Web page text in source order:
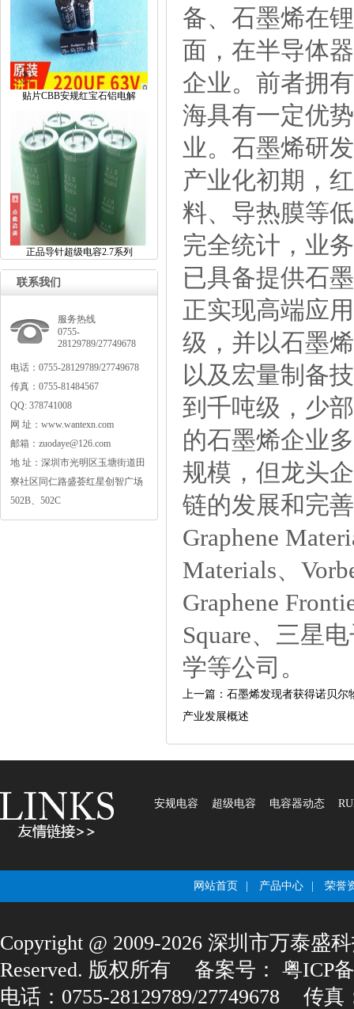
贴片CBB安规红宝石铝电解
正品导针超级电容2.7系列
联系我们
服务热线
0755-
28129789/27749678
电话：0755-28129789/27749678
传真：0755-81484567
QQ:378741008
网址：www.wantexn.com
邮箱：zuodaye@126.com
地址：深圳市光明区玉塘街道田
寮社区同仁路盛荟红星创智广场
502B、502C
备、石墨烯在
面，在半导体
企业。前者拥
海具有一定优
业。石墨烯研
产业化初期，
料、导热膜等
完全统计，业
已具备提供石
正实现高端应
级，并以石墨
以及宏量制备
到千吨级，少
的石墨烯企业
规模，但龙头
链的发展和完
Materials、
Square、三星
学等公司。
上一篇：石墨烯发现者获得诺贝
产业发展概述
安规电容 超级电容 电容器动态
网站首页 产品中心 荣誉
Copyright@2009-2026深圳市万泰盛
Reserved.版权所有
备案号：
粤ICP
电话：0755-28129789/27749678
传真